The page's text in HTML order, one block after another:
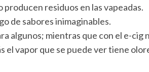
producen residuos en las vapeadas.
de sabores inimaginables.
algunos; mientras que con el e-cig
el vapor que se puede ver tiene